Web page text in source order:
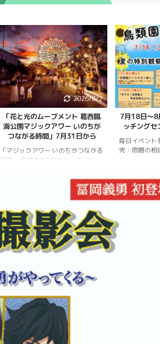
2026/8/2
「花と光のムーブメント 葛西臨
海公園マジックアワー いのちが
つながる時間」7月31日から
「マジックアワー いのちがつながる
時間」 会場内を6つのエリアに分
る空の色彩をイメージしたライトア
ップを展開。ライトアップの点灯時
間は18時～20時30分。 「フォト
前中央園路の「Fresh Sun（爽やか
な陽）」 葛西臨海水族園入口前の演
出「Deep Sea Night（深海の夜）」
7月18日〜
ッチング
毎日イベン
究・宿題の相